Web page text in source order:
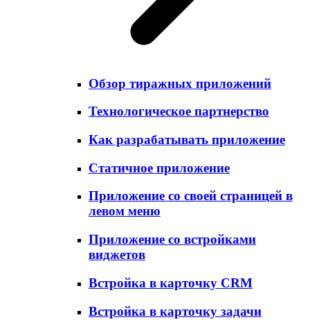
Обзор тиражных приложений
Технологическое партнерство
Как разрабатывать приложение
Статичное приложение
Приложение со своей страницей в
левом меню
Приложение со встройками
виджетов
Встройка в карточку CRM
Встройка в карточку задачи